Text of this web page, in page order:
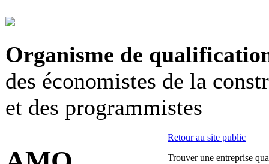
Organisme de
des économistes de la
et des programmistes
Retour au site public
Trouver une entreprise